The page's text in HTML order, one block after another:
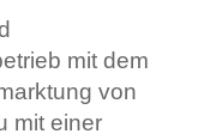
mit dem
von
mit einer